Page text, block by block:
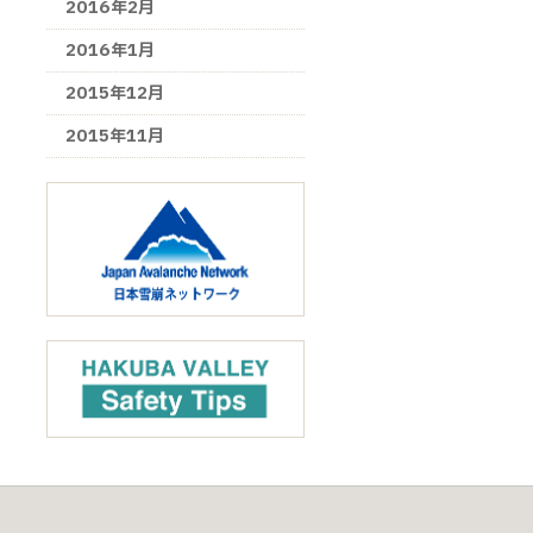
2016年2月
2016年1月
2015年12月
2015年11月